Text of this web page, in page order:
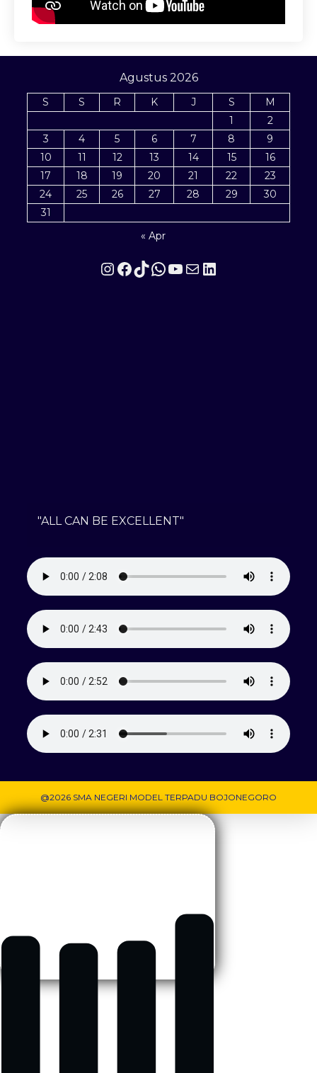
Agustus 2026
S S R K J S
M
1
2
3
4 5 6 7 8
9
10
11 12 13 14 15
16
17
18 19 20 21 22
23
24
25 26 27 28 29
30
31
« Apr
Instagram
Facebook
TikTok
WhatsApp
YouTube
MailLinkedIn
"ALL CAN BE EXCELLENT"
@2026 SMA NEGERI MODEL TERPADU BOJONEGORO